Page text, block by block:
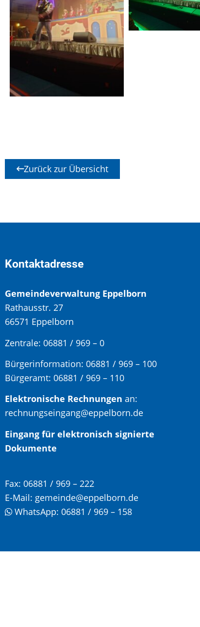
Zurück zur Übersicht
Kontaktadresse
Gemeindeverwaltung Eppelborn
Rathausstr. 27
66571 Eppelborn
Zentrale: 06881 / 969 – 0
Bürgerinformation: 06881 / 969 – 100
Bürgeramt: 06881 / 969 – 110
Elektronische Rechnungen an:
rechnungseingang@eppelborn.de
Eingang für elektronisch signierte
Dokumente
Fax: 06881 / 969 – 222
E-Mail: gemeinde@eppelborn.de
WhatsApp: 06881 / 969 – 158